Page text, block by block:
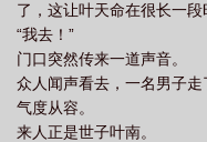
了，这让叶天命在很长一段
“我去！”
门口突然传来一道声音。
众人闻声看去，一名男子走
气度从容。
来人正是世子叶南。